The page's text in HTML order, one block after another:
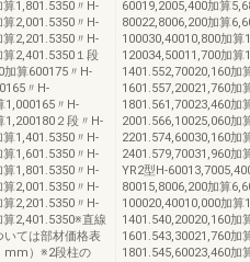
1,801.5350〃H-
2,001.5350〃H-
2,201.5350〃H-
2,401.5350１段
加算600175〃H-
〃H-
1,000165〃H-
1,200180２段〃H-
1,401.5350〃H-
1,601.5350〃H-
1,801.5350〃H-
2,001.5350〃H-
2,201.5350〃H-
2,401.5350※直線
ては部材価格表
mm）※2段柱の
60019,2005,400加算
80022,8006,200加算
100030,40010,800加
120034,50011,700加
1401.552,70020,160加
1601.557,20021,760加
1801.561,70023,460加
2001.566,10025,060加
2201.574,60030,160加
2401.579,70031,960加
YR2型H-
80015,8006,200加算
100020,40010,000加
1401.540,20020,160加
1601.543,30021,760加
1801.545,60023,460加